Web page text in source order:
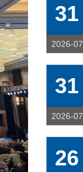
31
2026-07
31
2026-07
26